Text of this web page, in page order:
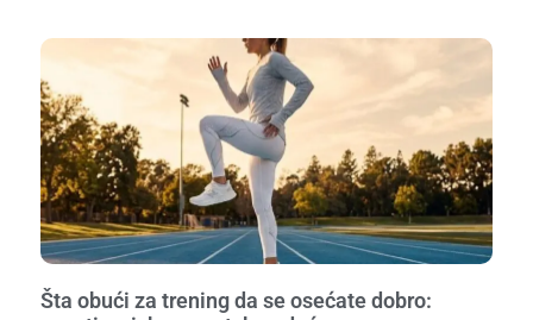
Šta obući za trening da se osećate dobro: